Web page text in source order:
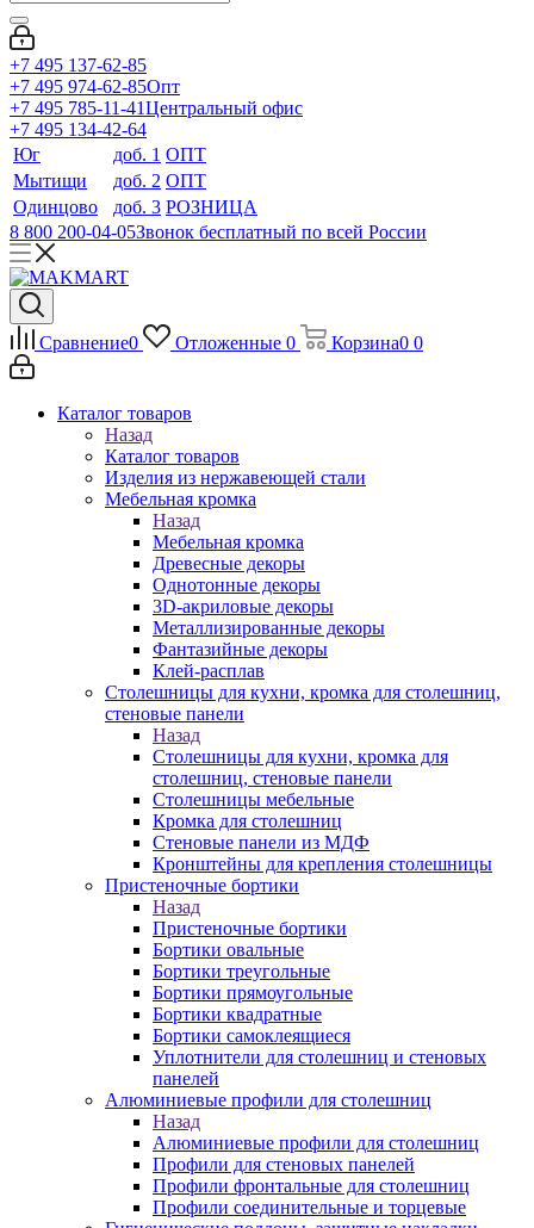
+7 495 137-62-85
+7 495 974-62-85Опт
+7 495 785-11-41Центральный офис
+7 495 134-42-64
Юг
доб. 1 ОПТ
Мытищи
доб. 2 ОПТ
Одинцово
доб. 3 РОЗНИЦА
8 800 200-04-05Звонок бесплатный по всей России
Сравнение0 Отложенные 0 Корзина0 0
Каталог товаров
Назад
Каталог товаров
Изделия из нержавеющей стали
Мебельная кромка
Назад
Мебельная кромка
Древесные декоры
Однотонные декоры
3D-акриловые декоры
Металлизированные декоры
Фантазийные декоры
Клей-расплав
Столешницы для кухни, кромка для столешниц,
стеновые панели
Назад
Столешницы для кухни, кромка для
столешниц, стеновые панели
Столешницы мебельные
Кромка для столешниц
Стеновые панели из МДФ
Кронштейны для крепления столешницы
Пристеночные бортики
Назад
Пристеночные бортики
Бортики овальные
Бортики треугольные
Бортики прямоугольные
Бортики квадратные
Бортики самоклеящиеся
Уплотнители для столешниц и стеновых
панелей
Алюминиевые профили для столешниц
Назад
Алюминиевые профили для столешниц
Профили для стеновых панелей
Профили фронтальные для столешниц
Профили соединительные и торцевые